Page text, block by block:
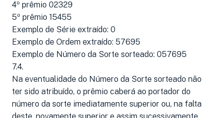
4º prêmio 02329
5º prêmio 15455
Exemplo de Série extraído: 0
Exemplo de Ordem extraído: 57695
Exemplo de Número da Sorte sorteado: 057695
7.4.
Na eventualidade do Número da Sorte sorteado não
ter sido atribuído, o prêmio caberá ao portador do
número da sorte imediatamente superior ou, na falta
deste, novamente superior e assim sucessivamente